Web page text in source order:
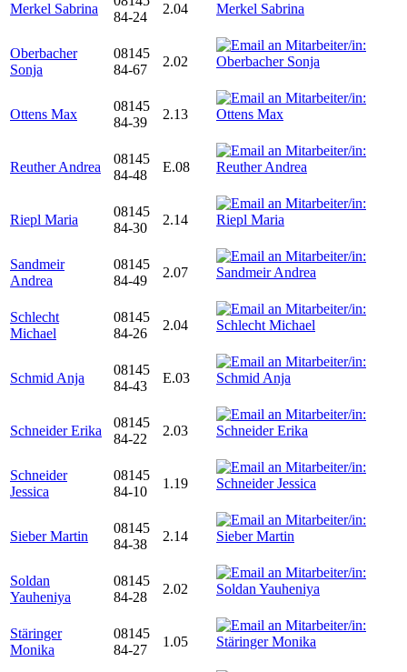
Merkel Sabrina
84-24
2.04
Oberbacher
Sonja
08145
84-67
2.02
Ottens Max
08145
84-39
2.13
Reuther Andrea
08145
84-48
E.08
Riepl Maria
08145
84-30
2.14
Sandmeir
Andrea
08145
84-49
2.07
Schlecht
Michael
08145
84-26
2.04
Schmid Anja
08145
84-43
E.03
Schneider Erika
08145
84-22
2.03
Schneider
Jessica
08145
84-10
1.19
Sieber Martin
08145
84-38
2.14
Soldan
Yauheniya
08145
84-28
2.02
Stäringer
Monika
08145
84-27
1.05